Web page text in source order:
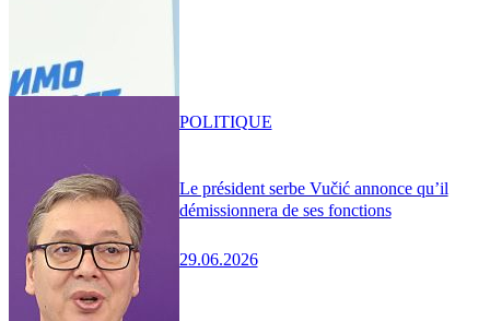
Le président serbe Vučić annonce qu’il
démissionnera de ses fonctions
29.06.2026
POLITIQUE